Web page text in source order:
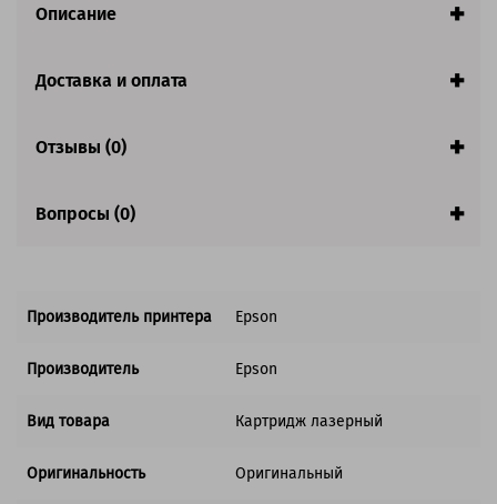
Ресурс:8 000 страниц формата А4 при 5%
Совместим с аппаратами
Описание
Доставка и оплата
Отзывы (0)
Вопросы (0)
Производитель принтера Epson
Производитель Epson
Вид товара Картридж лазерный
Оригинальность Оригинальный